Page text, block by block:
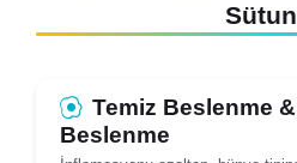
Temiz Beslenme
Beslenme